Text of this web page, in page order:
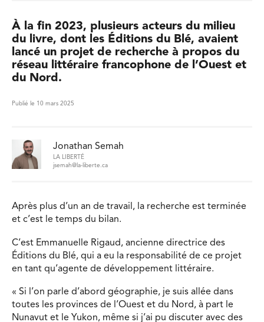
À la fin 2023, plusieurs acteurs du milieu
du livre, dont les Éditions du Blé, avaient
lancé un projet de recherche à propos du
réseau littéraire francophone de l’Ouest et
du Nord.
Publié le 10 mars 2025
Jonathan Semah
LA LIBERTÉ
jsemah@la-liberte.ca
Après plus d’un an de travail, la recherche est terminée
et c’est le temps du bilan.
C’est Emmanuelle Rigaud, ancienne directrice des
Éditions du Blé, qui a eu la responsabilité de ce projet
en tant qu’agente de développement littéraire.
« Si l’on parle d’abord géographie, je suis allée dans
toutes les provinces de l’Ouest et du Nord, à part le
Nunavut et le Yukon, même si j’ai pu discuter avec des